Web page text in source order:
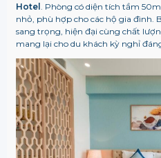
Hotel . Phòng có diện tích tầm
nhỏ, phù hợp cho các hộ gia đình.
sang trọng, hiện đại cùng chất
mang lại cho du khách kỳ nghỉ